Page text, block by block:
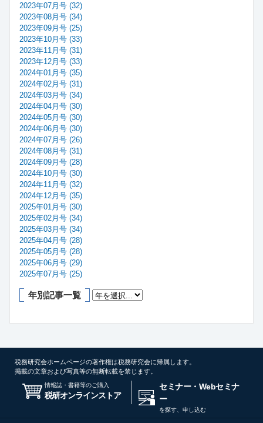
2023年07月号 (32)
2023年08月号 (34)
2023年09月号 (25)
2023年10月号 (33)
2023年11月号 (31)
2023年12月号 (33)
2024年01月号 (35)
2024年02月号 (31)
2024年03月号 (34)
2024年04月号 (30)
2024年05月号 (30)
2024年06月号 (30)
2024年07月号 (26)
2024年08月号 (31)
2024年09月号 (28)
2024年10月号 (30)
2024年11月号 (32)
2024年12月号 (35)
2025年01月号 (30)
2025年02月号 (34)
2025年03月号 (34)
2025年04月号 (28)
2025年05月号 (28)
2025年06月号 (29)
2025年07月号 (25)
年別記事一覧
税務研究会ホームページの著作権は税務研究会に帰属します。
掲載の文章および写真等の無断転載を禁じます。
情報誌・書籍等のご購入
税研オンラインストア
セミナー・Webセミナ
ー
を探す、申し込む